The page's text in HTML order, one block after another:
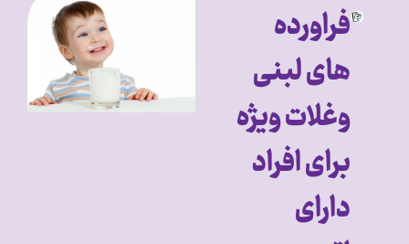
فراورده
های لبنی
وغلات ویژه
برای افراد
دارای